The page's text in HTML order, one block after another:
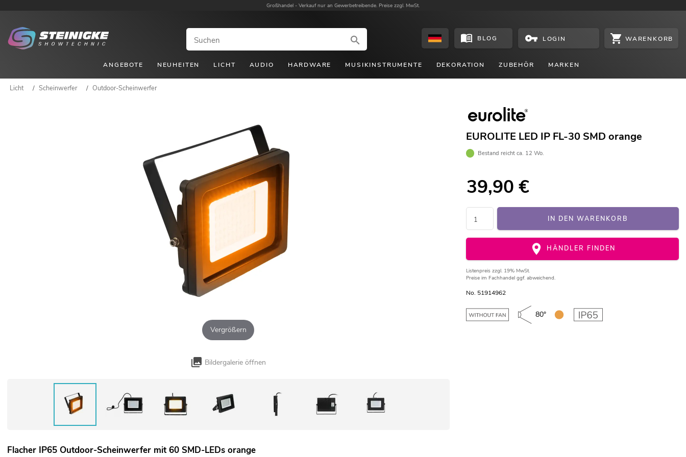
Großhandel - Verkauf nur an Gewerbetreibende. Preise zzgl. MwSt.
BLOG LOGIN WARENKORB
ANGEBOTE NEUHEITEN LICHT AUDIO HARDWARE MUSIKINSTRUMENTE DEKORATION ZUBEHÖR MARKEN
Licht / Scheinwerfer / Outdoor-Scheinwerfer
Vergrößern
Bildergalerie öffnen
EUROLITE LED IP FL-30 SMD orange
Bestand reicht ca. 12 Wo.
39,90 €
IN DEN WARENKORB
HÄNDLER FINDEN
Listenpreis zzgl. 19% MwSt.
Preise im Fachhandel ggf. abweichend.
No. 51914962
80°
Flacher IP65 Outdoor-Scheinwerfer mit 60 SMD-LEDs orange